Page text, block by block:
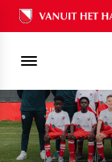
Ons nalatenschap